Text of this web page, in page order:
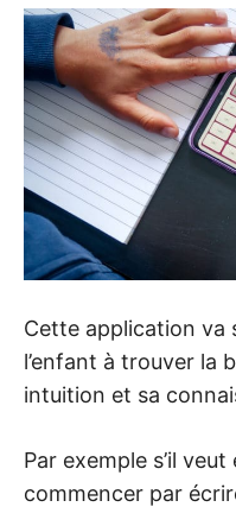
Cette application va
l’enfant à trouver la
intuition et sa
Par exemple s’il
commencer par